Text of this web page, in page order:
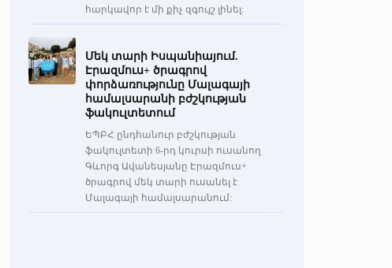
հարկավոր է մի քիչ զգույշ լինել:
Մեկ տարի Իսպանիայում.
Էրազմուս+ ծրագրով
փորձառությունը Մալագայի
համալսարանի բժշկության
ֆակուլտետում
ԵՊԲՀ ընդհանուր բժշկության
ֆակուլտետի 6-րդ կուրսի ուսանող
Գևորգ Ավանեսյանը Էրազմուս+
ծրագրով մեկ տարի ուսանել է
Մալագայի համալսարանում: